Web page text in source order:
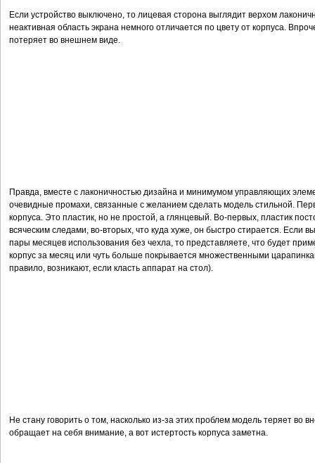
Если устройство выключено, то лицевая сторона выглядит верхом
неактивная область экрана немного отличается по цвету от корпуса.
потеряет во внешнем виде.
Правда, вместе с лаконичностью дизайна и минимумом управляющих
очевидные промахи, связанные с желанием сделать модель стильной.
корпуса. Это пластик, но не простой, а глянцевый. Во-первых, пластик
всяческим следами, во-вторых, что куда хуже, он быстро стирается. Если
пары месяцев использования без чехла, то представляете, что будет
корпус за месяц или чуть больше покрывается множественными
правило, возникают, если класть аппарат на стол).
Не стану говорить о том, насколько из-за этих проблем модель теряет во
обращает на себя внимание, а вот истертость корпуса заметна.